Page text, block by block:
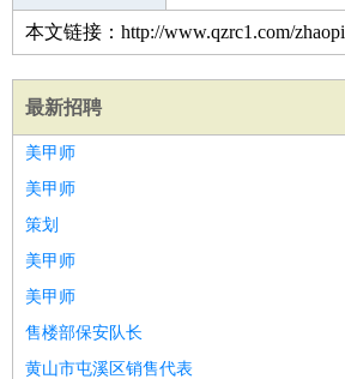
本文链接：http://www.qzrc1.com/
最新招聘
美甲师
美甲师
策划
美甲师
美甲师
售楼部保安队长
黄山市屯溪区销售代表